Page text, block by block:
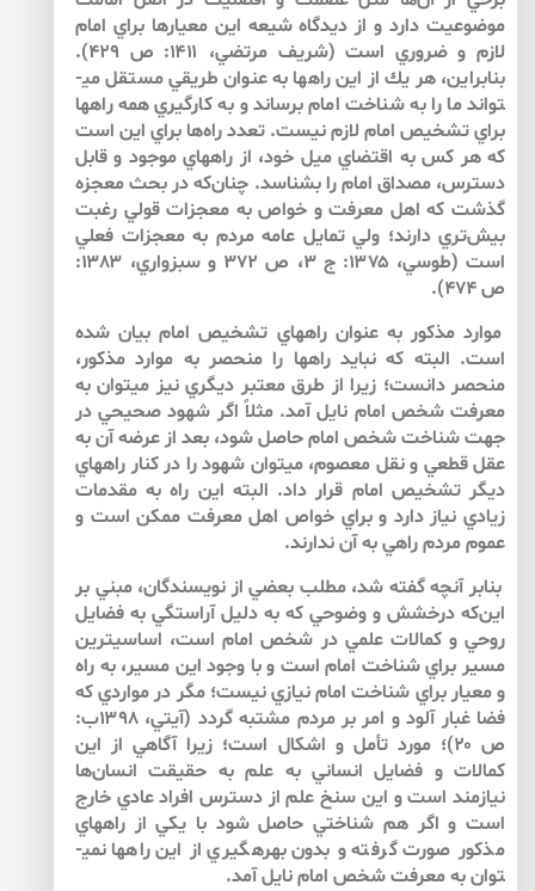
موضوعيت دارد و از ديدگاه شيعه اين معيارها براي امام
لازم و ضروري است (شريف مرتضي، ۱۴۱۱: ص ۴۲۹).
بنابراين، هر يك از اين راه­ها به عنوان طريقي مستقل مي­
تواند ما را به شناخت امام برساند و به كارگيري همه راه­ها
براي تشخيص امام لازم نيست. تعدد راه‌ها براي اين است
كه هر كس به اقتضاي ميل خود، از راه­هاي موجود و قابل
دسترس، مصداق امام را بشناسد. چنان‌كه در بحث معجزه
گذشت كه اهل معرفت و خواص به معجزات قولي رغبت
بيش‌تري دارند؛ ولي تمايل عامه مردم به معجزات فعلي
است (طوسي، ۱۳۷۵:‌ ج ۳، ص ۳۷۲ و سبزواري، ۱۳۸۳:
ص ۴۷۴).
موارد مذكور به عنوان راه­هاي تشخيص امام بيان شده
است. البته كه نبايد راه­ها را منحصر به موارد مذكور،
منحصر دانست؛ زيرا از طرق معتبر ديگري نيز مي­توان به
معرفت شخص امام نايل آمد. مثلاً اگر شهود صحيحي در
جهت شناخت شخص امام حاصل شود، بعد از عرضه آن به
عقل قطعي و نقل معصوم، مي­توان شهود را در كنار راه­هاي
ديگر تشخيص امام قرار داد. البته اين راه به مقدمات
زيادي نياز دارد و براي خواص اهل معرفت ممكن است و
عموم مردم راهي به آن ندارند.
بنابر آنچه گفته شد، مطلب بعضي از نويسندگان، مبني بر
اين‌كه درخشش و وضوحي كه به دليل آراستگي به فضايل
روحي و كمالات علمي در شخص امام است، اساسي­ترين
مسير براي شناخت امام است و با وجود اين مسير، به راه
و معيار براي شناخت امام نيازي نيست؛ مگر در مواردي كه
فضا غبار آلود و امر بر مردم مشتبه گردد (آيتي، ۱۳۹۸ب:
ص ۲۰)؛ مورد تأمل و اشكال است؛ زيرا آگاهي از اين
كمالات و فضايل انساني به علم به حقيقت انسان‌ها
نيازمند است و اين سنخ علم از دسترس افراد عادي خارج
است و اگر هم شناختي حاصل شود با يكي از راه­هاي
مذكور صورت گرفته و بدون بهره­گيري از اين راه­ها نمي­
توان به معرفت شخص امام نايل آمد.